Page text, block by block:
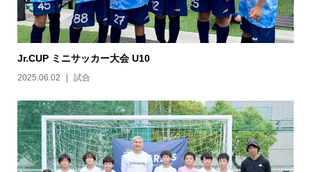
Jr.CUP ミニサッカー大会 U10
2025.06.02 試合